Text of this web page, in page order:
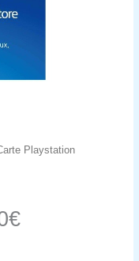
Playstation